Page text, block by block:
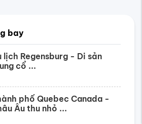
bay
lịch Regensburg - Di sản
cổ ...
phố Quebec Canada -
Âu thu nhỏ ...